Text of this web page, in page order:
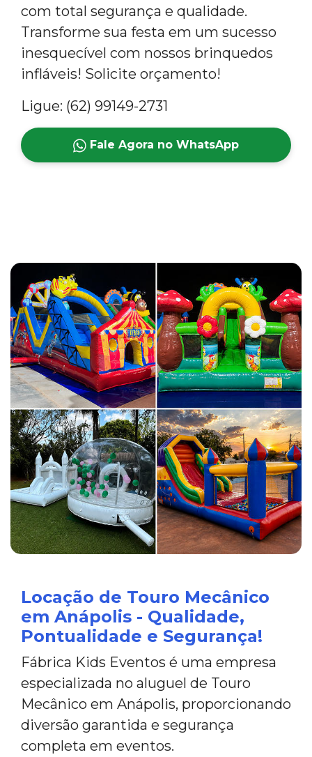
com total segurança e qualidade.
Transforme sua festa em um sucesso
inesquecível com nossos brinquedos
infláveis! Solicite orçamento!
Ligue: (62) 99149-2731
Fale Agora no WhatsApp
Locação de Touro Mecânico
em Anápolis - Qualidade,
Pontualidade e Segurança!
Fábrica Kids Eventos é uma empresa
especializada no aluguel de Touro
Mecânico em Anápolis, proporcionando
diversão garantida e segurança
completa em eventos.